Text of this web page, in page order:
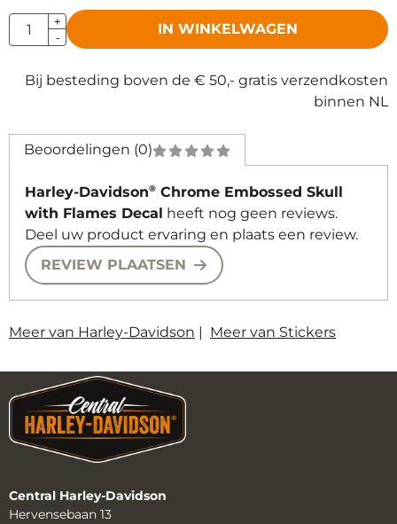
Aantal
+
-
IN WINKELWAGEN
Bij besteding boven de € 50,- gratis verzendkosten
binnen NL
Beoordelingen (0)
Harley-Davidson® Chrome Embossed Skull
with Flames Decal heeft nog geen reviews.
Deel uw product ervaring en plaats een review.
REVIEW PLAATSEN
Meer van Harley-Davidson | Meer van Stickers
Central Harley-Davidson
Hervensebaan 13